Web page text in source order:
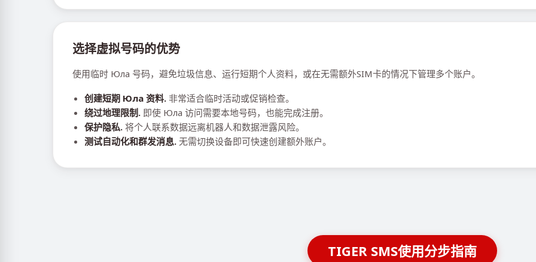
选择虚拟号码的优势
使用临时 Юла 号码，避免垃圾信息、运行短期个人资料，或在无需额外SIM卡的情况下管理多个账户。
创建短期 Юла 资料. 非常适合临时活动或促销检查。
绕过地理限制. 即使 Юла 访问需要本地号码，也能完成注册。
保护隐私. 将个人联系数据远离机器人和数据泄露风险。
测试自动化和群发消息. 无需切换设备即可快速创建额外账户。
TIGER SMS使用分步指南